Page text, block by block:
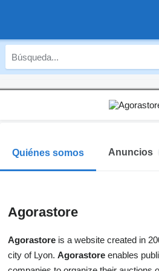
Quiénes somos Anuncios
Agorastore
Agorastore is a website created in
city of Lyon. Agorastore enables